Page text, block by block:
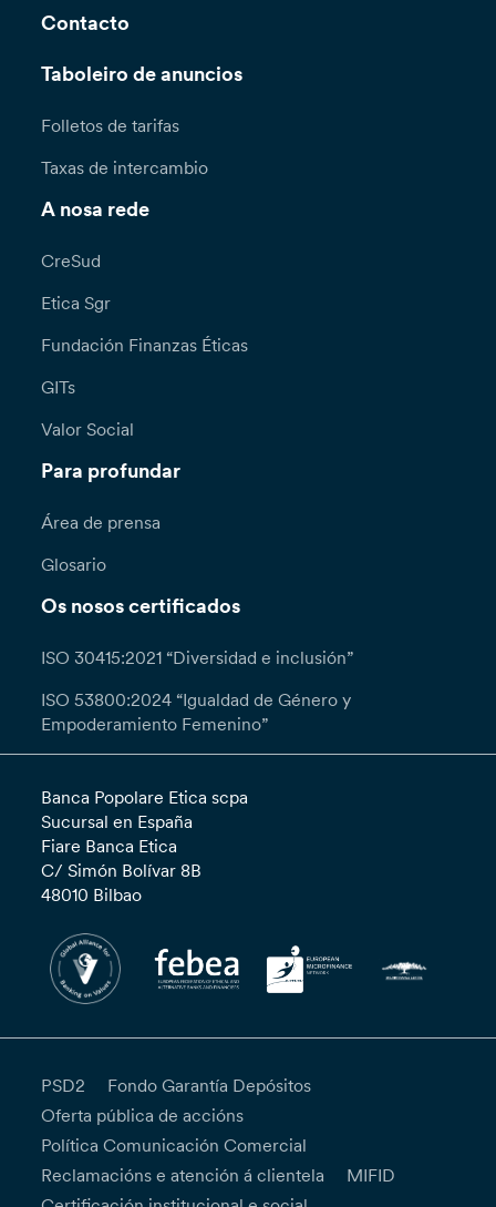
Contacto
Taboleiro de anuncios
Folletos de tarifas
Taxas de intercambio
A nosa rede
CreSud
Etica Sgr
Fundación Finanzas Éticas
GITs
Valor Social
Para profundar
Área de prensa
Glosario
Os nosos certificados
ISO 30415:2021 “Diversidad e inclusión”
ISO 53800:2024 “Igualdad de Género y
Empoderamiento Femenino”
Banca Popolare Etica scpa
Sucursal en España
Fiare Banca Etica
C/ Simón Bolívar 8B
48010 Bilbao
PSD2
Fondo Garantía Depósitos
Oferta pública de accións
Política Comunicación Comercial
Reclamacións e atención á clientela
MIFID